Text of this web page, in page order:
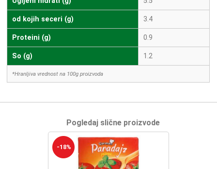
od kojih seceri (g) 3.4
Proteini (g) 0.9
So (g) 1.2
*Hranljiva vrednost na 100g proizvoda
Pogledaj slične proizvode
-18%